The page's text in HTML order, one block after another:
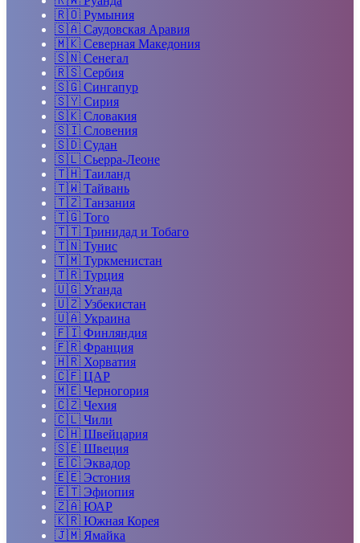
🇷🇴 Румыния
🇸🇦 Саудовская Аравия
🇲🇰 Северная Македония
🇸🇳 Сенегал
🇷🇸 Сербия
🇸🇬 Сингапур
🇸🇾 Сирия
🇸🇰 Словакия
🇸🇮 Словения
🇸🇩 Судан
🇸🇱 Сьерра-Леоне
🇹🇭 Таиланд
🇹🇼 Тайвань
🇹🇿 Танзания
🇹🇬 Того
🇹🇹 Тринидад и Тобаго
🇹🇳 Тунис
🇹🇲 Туркменистан
🇹🇷 Турция
🇺🇬 Уганда
🇺🇿 Узбекистан
🇺🇦 Украина
🇫🇮 Финляндия
🇫🇷 Франция
🇭🇷 Хорватия
🇨🇫 ЦАР
🇲🇪 Черногория
🇨🇿 Чехия
🇨🇱 Чили
🇨🇭 Швейцария
🇸🇪 Швеция
🇪🇨 Эквадор
🇪🇪 Эстония
🇪🇹 Эфиопия
🇿🇦 ЮАР
🇰🇷 Южная Корея
🇯🇲 Ямайка